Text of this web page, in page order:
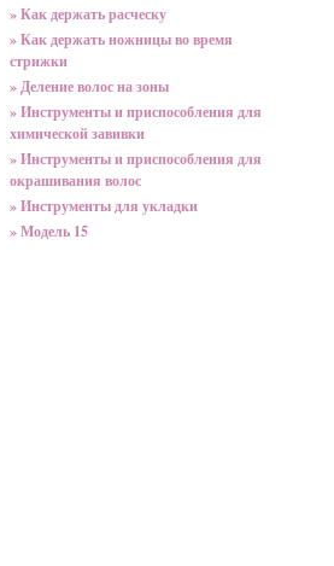
» Как держать расческу
» Как держать ножницы во время
стрижки
» Деление волос на зоны
» Инструменты и приспособления для
химической завивки
» Инструменты и приспособления для
окрашивания волос
» Инструменты для укладки
» Модель 15